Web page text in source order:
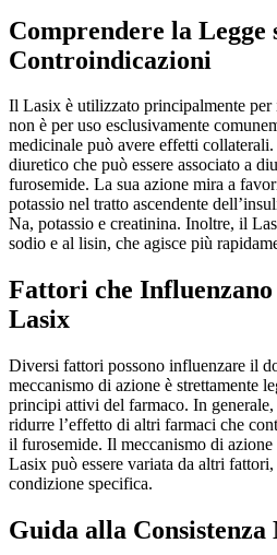
Comprendere la Legge
Controindicazioni
Il Lasix è utilizzato principalmente per
non è per uso esclusivamente
medicinale può avere effetti
diuretico che può essere associato a
furosemide. La sua azione mira a
potassio nel tratto ascendente
Na, potassio e creatinina. Inoltre, il
sodio e al lisin, che agisce più
Fattori che
Lasix
Diversi fattori possono influenzare il
meccanismo di azione è strettamente
principi attivi del farmaco. In
ridurre l’effetto di altri farmaci che
il furosemide. Il meccanismo di azione
Lasix può essere variata da altri fattori,
condizione specifica.
Guida alla